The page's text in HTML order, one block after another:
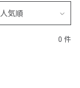
人気順
0 件